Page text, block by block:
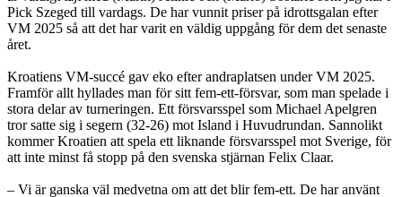
Pick Szeged till vardags. De har vunnit priser på idrottsgalan efter
VM 2025 så att det har varit en väldig uppgång för dem det senaste
året.
Kroatiens VM-succé gav eko efter andraplatsen under VM 2025.
Framför allt hyllades man för sitt fem-ett-försvar, som man spelade i
stora delar av turneringen. Ett försvarsspel som Michael Apelgren
tror satte sig i segern (32-26) mot Island i Huvudrundan. Sannolikt
kommer Kroatien att spela ett liknande försvarsspel mot Sverige, för
att inte minst få stopp på den svenska stjärnan Felix Claar.
– Vi är ganska väl medvetna om att det blir fem-ett. De har använt